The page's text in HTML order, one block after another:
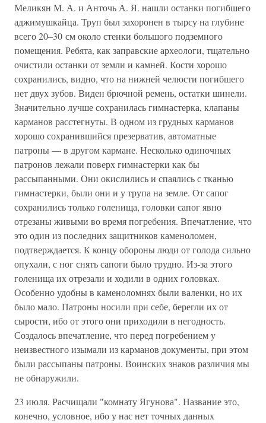
Меликян М. А. и Анточь А. Я. нашли останки погибшего
аджимушкайца. Труп был захоронен в тырсу на глубине
всего 20–30 см около стенки большого подземного
помещения. Ребята, как заправские археологи, тщательно
очистили останки от земли и камней. Кости хорошо
сохранились, видно, что на нижней челюсти погибшего
нет двух зубов. Виден брючной ремень, остатки шинели.
Значительно лучше сохранилась гимнастерка, клапаны
карманов расстегнуты. В одном из грудных карманов
хорошо сохранившийся презерватив, автоматные
патроны — в другом кармане. Несколько одиночных
патронов лежали поверх гимнастерки как бы
рассыпанными. Они окислились и спаялись с тканью
гимнастерки, были они и у трупа на земле. От сапог
сохранились только голенища, головки сапог явно
отрезаны живыми во время погребения. Впечатление, что
это один из последних защитников каменоломен,
подтверждается. К концу обороны люди от голода сильно
опухали, с ног снять сапоги было трудно. Из-за этого
голенища их отрезали и ходили в одних головках.
Особенно удобны в каменоломнях были валенки, но их
было мало. Патроны носили при себе, берегли их от
сырости, ибо от этого они приходили в негодность.
Создалось впечатление, что перед погребением у
неизвестного изымали из карманов документы, при этом
были рассыпаны патроны. Воинских знаков различия мы
не обнаружили.
23 июля. Расчищали "комнату Ягунова". Название это,
конечно, условное, ибо у нас нет точных данных